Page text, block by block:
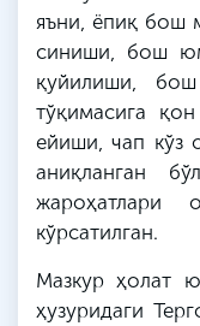
яъни, ёпиқ бош
синиши, бош
қуйилиши,
тўқимасига
ейиши, чап кўз
аниқланган
жароҳатлари
кўрсатилган.
Мазкур ҳолат
ҳузуридаги